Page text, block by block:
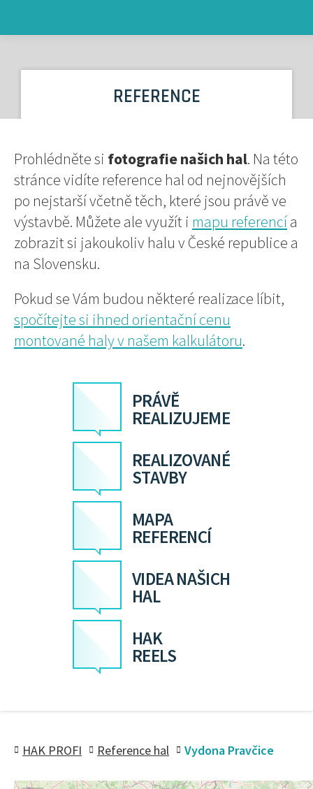
REFERENCE
Prohlédněte si fotografie našich hal. Na této
stránce vidíte reference hal od nejnovějších
po nejstarší včetně těch, které jsou právě ve
výstavbě. Můžete ale využít i mapu referencía
zobrazit si jakoukoliv halu v České republice a
na Slovensku.
Pokud se Vám budou některé realizace líbit,
spočítejte si ihned orientační cenu
montované haly v našem kalkulátoru.
PRÁVĚ
REALIZUJEME
REALIZOVANÉ
STAVBY
MAPA
REFERENCÍ
VIDEA NAŠICH
HAL
HAK
REELS
HAK PROFI Reference hal Vydona Pravčice